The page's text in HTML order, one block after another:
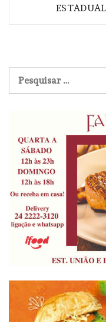
por: